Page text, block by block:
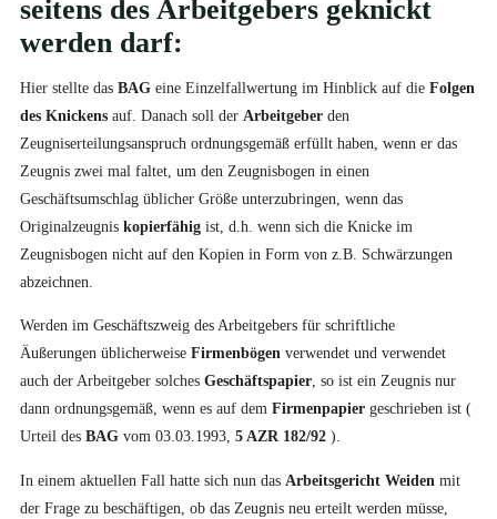
seitens des Arbeitgebers geknickt
werden darf:
Hier stellte dasBAG eine Einzelfallwertung im Hinblick auf dieFolgen
des Knickens auf. Danach soll derArbeitgeber den
Zeugniserteilungsanspruch ordnungsgemäß erfüllt haben, wenn er das
Zeugnis zwei mal faltet, um den Zeugnisbogen in einen
Geschäftsumschlag üblicher Größe unterzubringen, wenn das
Originalzeugniskopierfähig ist, d.h. wenn sich die Knicke im
Zeugnisbogen nicht auf den Kopien in Form von z.B. Schwärzungen
abzeichnen.
Werden im Geschäftszweig des Arbeitgebers für schriftliche
Äußerungen üblicherweiseFirmenbögen verwendet und verwendet
auch der Arbeitgeber solchesGeschäftspapier, so ist ein Zeugnis nur
dann ordnungsgemäß, wenn es auf demFirmenpapier geschrieben ist (
Urteil des BAG vom 03.03.1993,5 AZR 182/92 ).
In einem aktuellen Fall hatte sich nun das Arbeitsgericht Weiden mit
der Frage zu beschäftigen, ob das Zeugnis neu erteilt werden müsse,